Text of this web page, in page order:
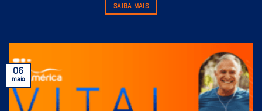
SAIBA MAIS
06
maio